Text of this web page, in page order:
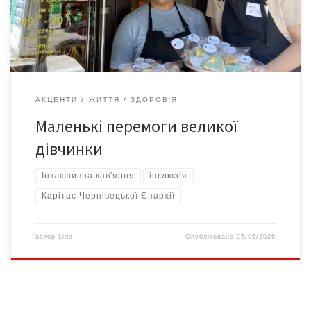
справжня перемога. 22-річна Ліза має ментальну інвалідність.
Через особливості спілкування їй непросто […]
АКЦЕНТИ ЖИТТЯ ЗДОРОВ'Я
Маленькі перемоги великої
дівчинки
Інклюзивна кав'ярня інклюзія
Карітас Чернівецької Єпархії
автор Lida Опубліковано25/06/2026